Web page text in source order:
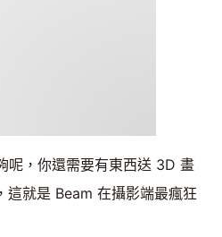
，你還需要有東西送 3D 畫
這就是 Beam 在攝影端最瘋狂